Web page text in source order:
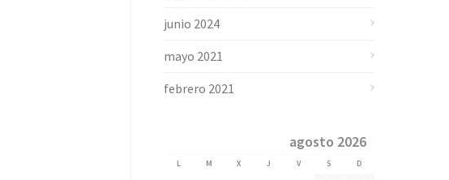
junio 2024
mayo 2021
febrero 2021
agosto 2026
L M X J V S D